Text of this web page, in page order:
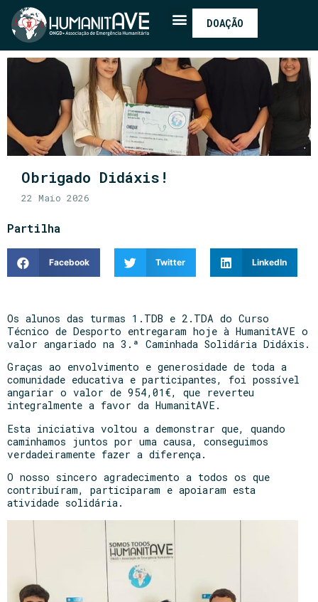
DOAÇÃO
Obrigado Didáxis!
22 Maio 2026
Partilha
Facebook Twitter LinkedIn
Os alunos das turmas 1.TDB e 2.TDA do Curso
Técnico de Desporto entregaram hoje à HumanitAVE o
valor angariado na 3.ª Caminhada Solidária Didáxis.
Graças ao envolvimento e generosidade de toda a
comunidade educativa e participantes, foi possível
angariar o valor de 954,01€, que reverteu
integralmente a favor da HumanitAVE.
Esta iniciativa voltou a demonstrar que, quando
caminhamos juntos por uma causa, conseguimos
verdadeiramente fazer a diferença.
O nosso sincero agradecimento a todos os que
contribuíram, participaram e apoiaram esta
atividade solidária.